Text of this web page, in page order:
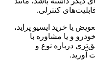
کنترلی.
یا خرید ایسیو پراید،
و یا مشاوره با
درباره نوع و
آورید.